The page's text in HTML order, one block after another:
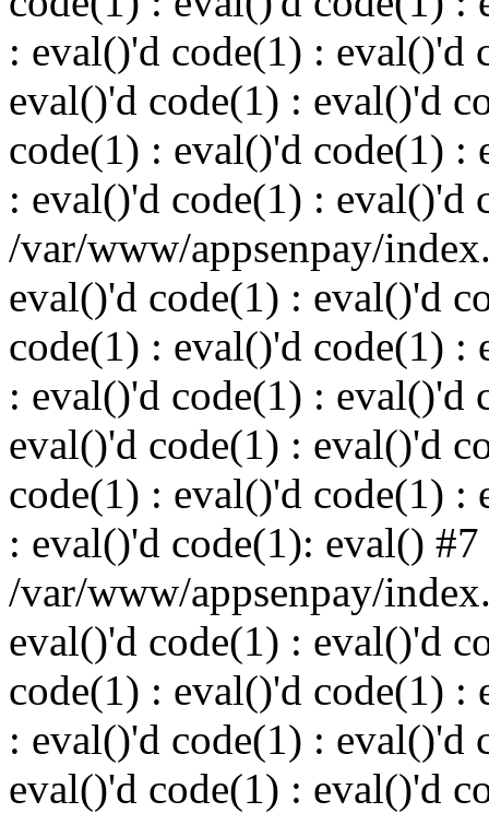
: eval()'d code(1) : eval()'d
eval()'d code(1) : eval()'d
code(1) : eval()'d code(1) :
: eval()'d code(1) : eval()'d
/var/www/appsenpay/
eval()'d code(1) : eval()'d
code(1) : eval()'d code(1) :
: eval()'d code(1) : eval()'d
eval()'d code(1) : eval()'d
code(1) : eval()'d code(1) :
: eval()'d code(1): eval() #7
/var/www/appsenpay/
eval()'d code(1) : eval()'d
code(1) : eval()'d code(1) :
: eval()'d code(1) : eval()'d
eval()'d code(1) : eval()'d